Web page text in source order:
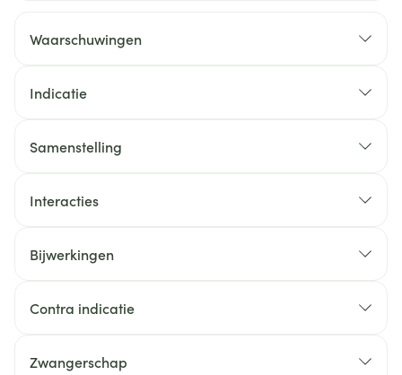
Waarschuwingen
Indicatie
Samenstelling
Interacties
Bijwerkingen
Contra indicatie
Zwangerschap